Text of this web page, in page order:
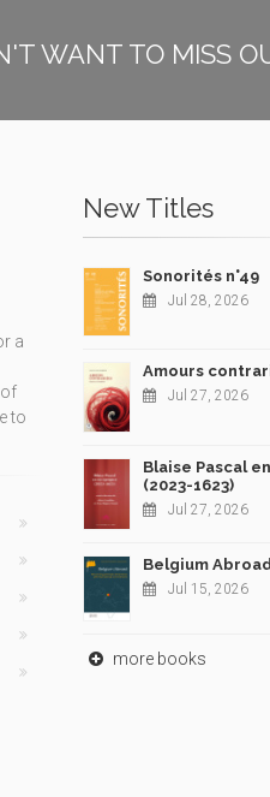
WANT TO MISS
a
to
New Titles
Sonorités n°49
Jul 28, 2026
Amours
Jul 27, 2026
Blaise Pascal
(2023-1623)
Jul 27, 2026
Belgium
Jul 15, 2026
more books